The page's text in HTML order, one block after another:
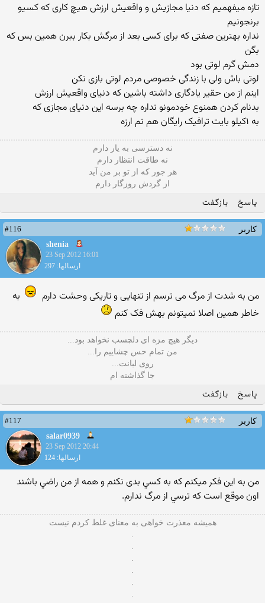
تازه میفهمیم که دنیا مجازیش و واقعیش ارزش هیچ کاری که کسیو
برنجونیم
نداره بهترین صفتی که برای کسی بعد از مرگش بکار ببرن همین بس که
بگن
دمش گرم لوتی بود
لوتی باش ولی با زندگی خصوصی مردم لوتی بازی نکن
اینم از من حقیر یادگاری داشته باشین که دنیای واقعیش ارزش
بدنام کردن همنوع خودمونو نداره چه برسه این دنیای مجازی که
به ۱کیلو بایت ترافیک رایگان هم نم ارزه
نه دسترسی به یار دارم
نه طاقت انتظار دارم
هر جور که از تو بر من آید
از گردش روزگار دارم
پاسخ بازگفت
کاربر
#116
shenia
23 Sep 2012 16:01
ارسالها: 297
من به شدت از مرگ می ترسم از تنهایی و تاریکی وحشت دارم
به
خاطر همین اصلا نمیتونم بهش فک کنم
دیگر هیچ مزه ای دلچسب نخواهد بود...
من تمام حس چشاییم را...
روی لبانت...
جا گذاشته ام
پاسخ بازگفت
کاربر
#117
salar0939
23 Sep 2012 20:44
ارسالها: 124
من به اين فكر ميكنم كه به كسي بدى نكنم و همه از من راضي باشند
اون موقع است كه ترسي از مرگ ندارم.
همیشه معذرت خواهی به معنای غلط کردم نیست
.
.
.
.
.
.